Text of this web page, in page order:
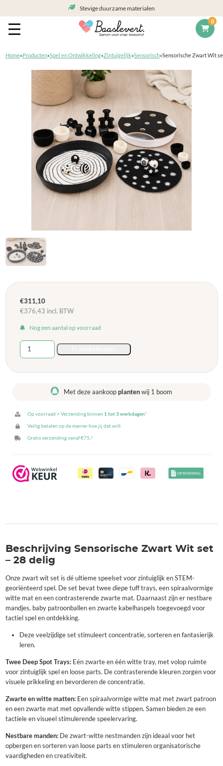
0
Stevige duurzame materialen
Home»Producten»Spel en Ontwikkeling»Zintuigelijk»Sensorisch»Sensorische Zwart Wit
€311,10
€376,43 incl. BTW
Nog een aantal op voorraad
Sensorische
Zwart
set
aantal
Met deze aankoopplanten wij 1 boom
Op voorraad = Verzending binnen 1 tot 3 werkdagen*
Veilig betalen op de manier hoe jij dat wilt
Gratis verzending vanaf €75,-*
Beschrijving Sensorische Zwart Wit set
– 28 delig
Onze zwart wit set is dé ultieme speelset voor zintuiglijk en STEM-
georiënteerd spel. De set bevat twee diepe tuff trays, een spiraalvormige
witte mat en een contrasterende zwarte mat. Daarnaast zijn er nestbare
mandjes, baby patroonballen en zwarte kabelhaspels toegevoegd voor
tactiel spel en ontdekking.
Deze veelzijdige set stimuleert concentratie, sorteren en fantasierijk
leren.
Twee Deep Spot Trays:Eén zwarte en één witte tray, met volop ruimte
voor zintuiglijk spel en loose parts. De contrasterende kleuren zorgen voor
visuele prikkeling en bevorderen de concentratie.
Zwarte en witte matten:Een spiraalvormige witte mat met zwart patroon
en een zwarte mat met opvallende witte stippen. Samen bieden ze een
tactiele en visueel stimulerende speelervaring.
Nestbare manden:De zwart-witte nestmanden zijn ideaal voor het
opbergen en sorteren van loose parts en stimuleren organisatorische
vaardigheden en creativiteit.